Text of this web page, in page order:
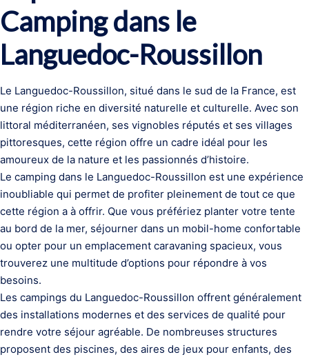
Camping dans le
Languedoc-Roussillon
Le Languedoc-Roussillon, situé dans le sud de la France, est
une région riche en diversité naturelle et culturelle. Avec son
littoral méditerranéen, ses vignobles réputés et ses villages
pittoresques, cette région offre un cadre idéal pour les
amoureux de la nature et les passionnés d’histoire.
Le camping dans le Languedoc-Roussillon est une expérience
inoubliable qui permet de profiter pleinement de tout ce que
cette région a à offrir. Que vous préfériez planter votre tente
au bord de la mer, séjourner dans un mobil-home confortable
ou opter pour un emplacement caravaning spacieux, vous
trouverez une multitude d’options pour répondre à vos
besoins.
Les campings du Languedoc-Roussillon offrent généralement
des installations modernes et des services de qualité pour
rendre votre séjour agréable. De nombreuses structures
proposent des piscines, des aires de jeux pour enfants, des